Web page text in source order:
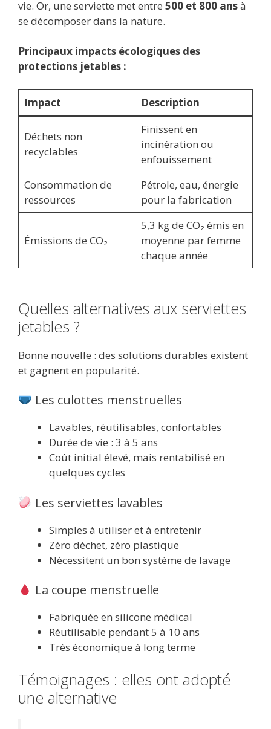
vie. Or, une serviette met entre 500 et 800 ansà
se décomposer dans la nature.
Principaux impacts écologiques des
protections jetables :
Impact Description
Déchets non
recyclables
Finissent en
incinération ou
enfouissement
Consommation de
ressources
Pétrole, eau, énergie
pour la fabrication
Émissions de CO₂
5,3 kg de CO₂ émis en
moyenne par femme
chaque année
Quelles alternatives aux serviettes
jetables ?
Bonne nouvelle : des solutions durables existent
et gagnent en popularité.
Les culottes menstruelles
Lavables, réutilisables, confortables
Durée de vie : 3 à 5 ans
Coût initial élevé, mais rentabilisé en
quelques cycles
Les serviettes lavables
Simples à utiliser et à entretenir
Zéro déchet, zéro plastique
Nécessitent un bon système de lavage
La coupe menstruelle
Fabriquée en silicone médical
Réutilisable pendant 5 à 10 ans
Très économique à long terme
Témoignages : elles ont adopté
une alternative